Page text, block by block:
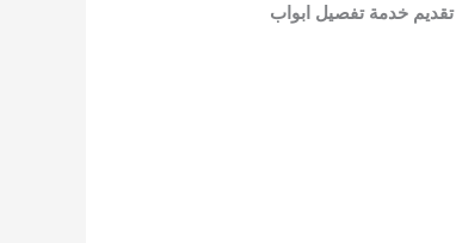
خدمة تفصيل ابواب